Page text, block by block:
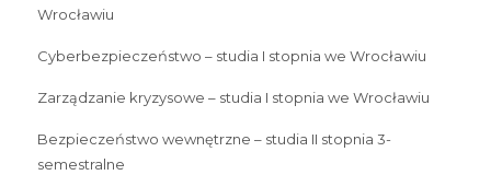
Wrocławiu
Cyberbezpieczeństwo – studia I stopnia we Wrocławiu
Zarządzanie kryzysowe – studia I stopnia we Wrocławiu
Bezpieczeństwo wewnętrzne – studia II stopnia 3-
semestralne